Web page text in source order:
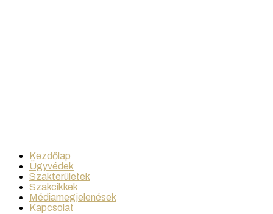
Kezdőlap
Ügyvédek
Szakterületek
Szakcikkek
Médiamegjelenések
Kapcsolat